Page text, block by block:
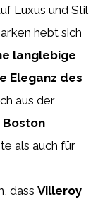
Luxus und Stil
hebt sich
langlebige
Eleganz des
aus der
Boston
als auch für
dass Villeroy